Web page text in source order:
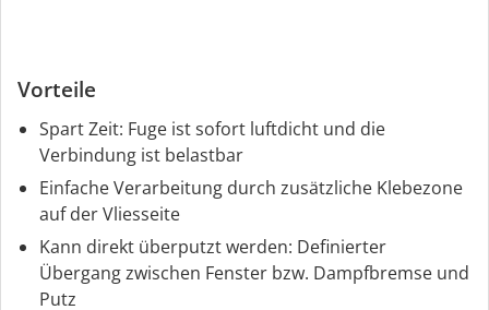
Vorteile
Spart Zeit: Fuge ist sofort luftdicht und die
Verbindung ist belastbar
Einfache Verarbeitung durch zusätzliche Klebezone
auf der Vliesseite
Kann direkt überputzt werden: Definierter
Übergang zwischen Fenster bzw. Dampfbremse und
Putz